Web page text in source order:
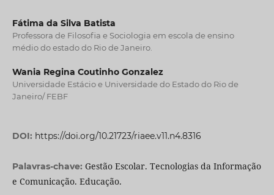
Fátima da Silva Batista
Professora de Filosofia e Sociologia em escola de ensino
médio do estado do Rio de Janeiro.
Wania Regina Coutinho Gonzalez
Universidade Estácio e Universidade do Estado do Rio de
Janeiro/ FEBF
DOI: https://doi.org/10.21723/riaee.v11.n4.8316
Palavras-chave: Gestão Escolar. Tecnologias da Informação
e Comunicação. Educação.